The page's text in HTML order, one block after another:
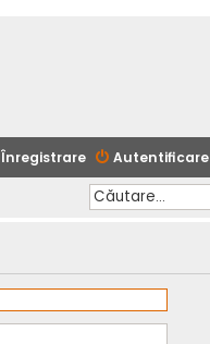
Autentificare
Înregistrare